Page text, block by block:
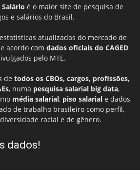
é o maior site de pesquisa de
e salários do Brasil.
atualizadas do mercado de
acordo com dados oficiais do CAGED
pelo MTE.
de todos os CBOs, cargos, profissões,
, numa pesquisa salarial big data,
média salarial, piso salarial e dados
de trabalho brasileiro como perfil,
racial e de gênero.
dados!